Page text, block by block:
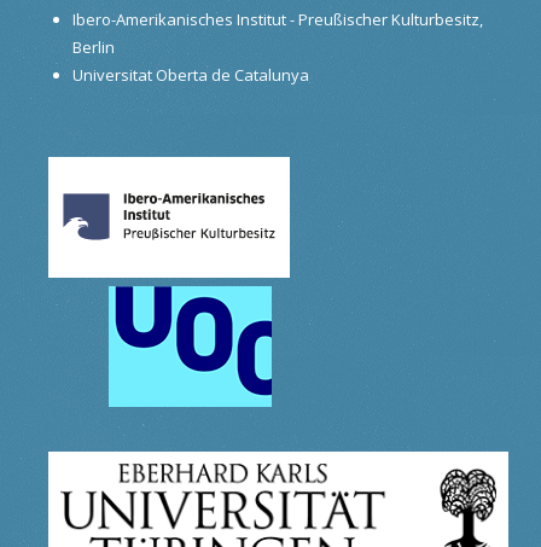
Ibero-Amerikanisches Institut - Preußischer Kulturbesitz,
Berlin
Universitat Oberta de Catalunya